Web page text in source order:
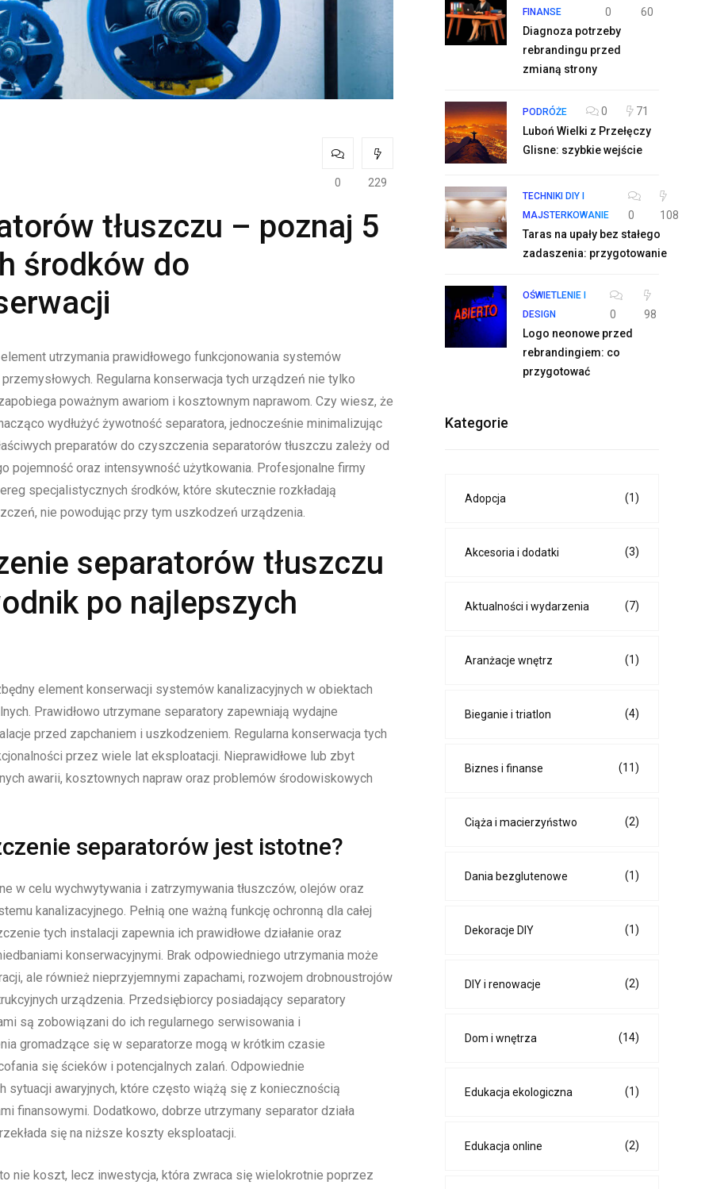
0 229
tłuszczu – poznaj 5
środków do
utrzymania prawidłowego funkcjonowania systemów
Regularna konserwacja tych urządzeń nie tylko
poważnym awariom i kosztownym naprawom. Czy wiesz, że
wydłużyć żywotność separatora, jednocześnie minimalizując
preparatów do czyszczenia separatorów tłuszczu zależy od
pojemność oraz intensywność użytkowania. Profesjonalne firmy
specjalistycznych środków, które skutecznie rozkładają
nie powodując przy tym uszkodzeń urządzenia.
separatorów tłuszczu
po najlepszych
element konserwacji systemów kanalizacyjnych w obiektach
Prawidłowo utrzymane separatory zapewniają wydajne
przed zapchaniem i uszkodzeniem. Regularna konserwacja tych
przez wiele lat eksploatacji. Nieprawidłowe lub zbyt
awarii, kosztownych napraw oraz problemów środowiskowych
separatorów jest istotne?
w celu wychwytywania i zatrzymywania tłuszczów, olejów oraz
kanalizacyjnego. Pełnią one ważną funkcję ochronną dla całej
tych instalacji zapewnia ich prawidłowe działanie oraz
konserwacyjnymi. Brak odpowiedniego utrzymania może
ale również nieprzyjemnymi zapachami, rozwojem drobnoustrojów
urządzenia. Przedsiębiorcy posiadający separatory
są zobowiązani do ich regularnego serwisowania i
gromadzące się w separatorze mogą w krótkim czasie
się ścieków i potencjalnych zalań. Odpowiednie
sytuacji awaryjnych, które często wiążą się z koniecznością
finansowymi. Dodatkowo, dobrze utrzymany separator działa
się na niższe koszty eksploatacji.
nie koszt, lecz inwestycja, która zwraca się wielokrotnie poprzez
FINANSE
0
60
Diagnoza potrzeby
rebrandingu przed
zmianą strony
PODRÓŻE 0
71
Luboń Wielki z Przełęczy
Glisne: szybkie wejście
TECHNIKI DIY I
MAJSTERKOWANIE
0
108
Taras na upały bez stałego
zadaszenia: przygotowanie
OŚWIETLENIE I
DESIGN
0
98
Logo neonowe przed
rebrandingiem: co
przygotować
Kategorie
Adopcja (1)
Akcesoria i dodatki (3)
Aktualności i wydarzenia (7)
Aranżacje wnętrz (1)
Bieganie i triatlon (4)
Biznes i finanse (11)
Ciąża i macierzyństwo (2)
Dania bezglutenowe (1)
Dekoracje DIY (1)
DIY i renowacje (2)
Dom i wnętrza (14)
Edukacja ekologiczna (1)
Edukacja online (2)